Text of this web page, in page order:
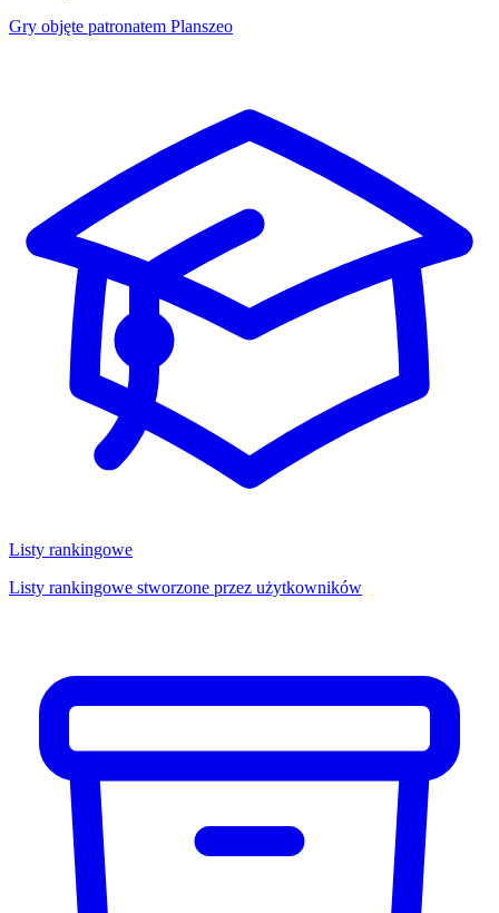
Gry objęte patronatem Planszeo
Listy rankingowe
Listy rankingowe stworzone przez użytkowników